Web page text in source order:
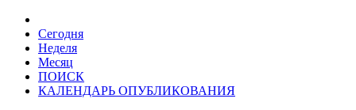
Сегодня
Неделя
Месяц
ПОИСК
КАЛЕНДАРЬ ОПУБЛИКОВАНИЯ